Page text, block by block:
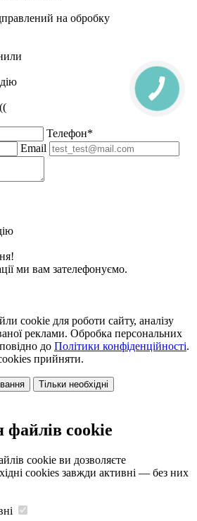
на обробку
Телефон*
Email
ми вам зателефонуємо.
cookie для роботи сайту, аналізу
реклами. Обробка персональних
до Політики конфіденційності.
прийняти.
Тільки необхідні
cookie
cookie ви дозволяєте
cookies завжди активні — без них